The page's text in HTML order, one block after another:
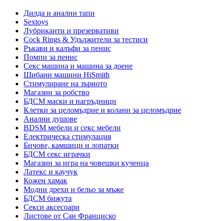
Дилда и анални тапи
Sextoys
Лубриканти и презервативи
Cock Rings & Удължители за тестиси
Ръкави и калъфи за пенис
Помпи за пенис
Секс машина и машина за доене
Шибани машини HiSmith
Стимулиране на зърното
Магазин за робство
БДСМ маски и нагръдници
Клетки за целомъдрие и колани за целомъдрие
Анални душове
BDSM мебели и секс мебели
Електрическа стимулация
Бичове, камшици и лопатки
БДСМ секс играчки
Магазин за игра на човешки кученца
Латекс и каучук
Кожен хамак
Модни дрехи и бельо за мъже
БДСМ бижута
Секси аксесоари
Листове от Сан Франциско